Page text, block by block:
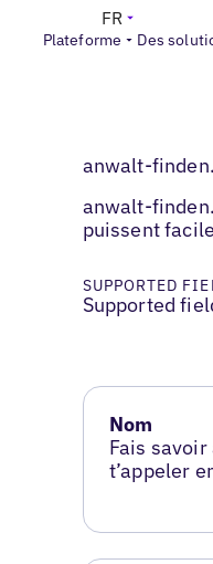
Plateforme Des
FR
anwalt-
anwalt-
puissent
SUPPORTED
Supported
Nom
Fais
t’appeler